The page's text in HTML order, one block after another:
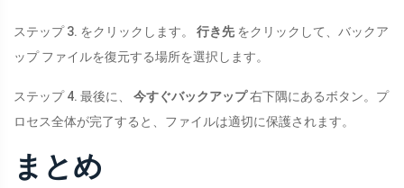
ステップ 3. をクリックします。 行き先 をクリックして、バックア
ップ ファイルを復元する場所を選択します。
ステップ 4. 最後に、 今すぐバックアップ右下隅にあるボタン。プ
ロセス全体が完了すると、ファイルは適切に保護されます。
まとめ